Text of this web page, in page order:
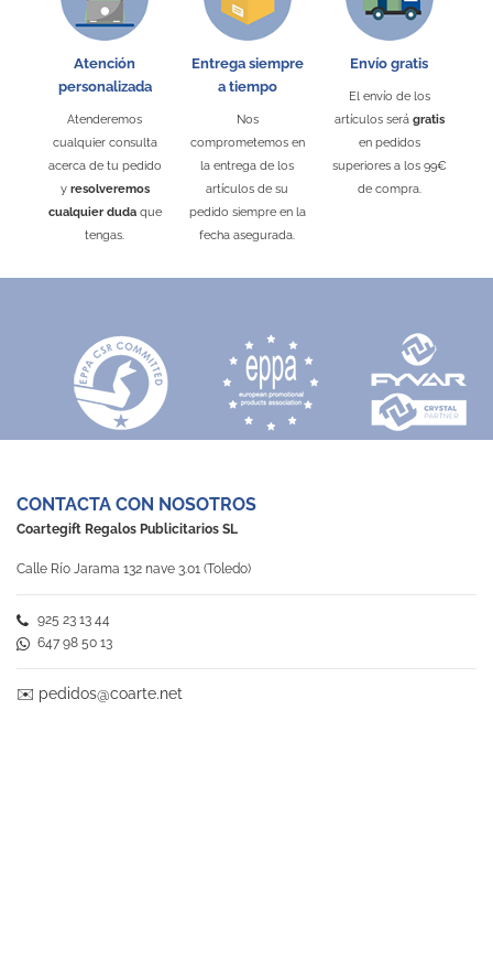
Atención
personalizada
Atenderemos
cualquier consulta
acerca de tu pedido
y resolveremos
cualquier dudaque
tengas.
Entrega siempre
a tiempo
Nos
comprometemos en
la entrega de los
artículos de su
pedido siempre en la
fecha asegurada.
Envío gratis
El envío de los
artículos será gratis
en pedidos
superiores a los 99€
de compra.
CONTACTA CON NOSOTROS
Coartegift Regalos Publicitarios SL
Calle Río Jarama 132 nave 3.01 (Toledo)
925 23 13 44
647 98 50 13
✉️ pedidos@coarte.net